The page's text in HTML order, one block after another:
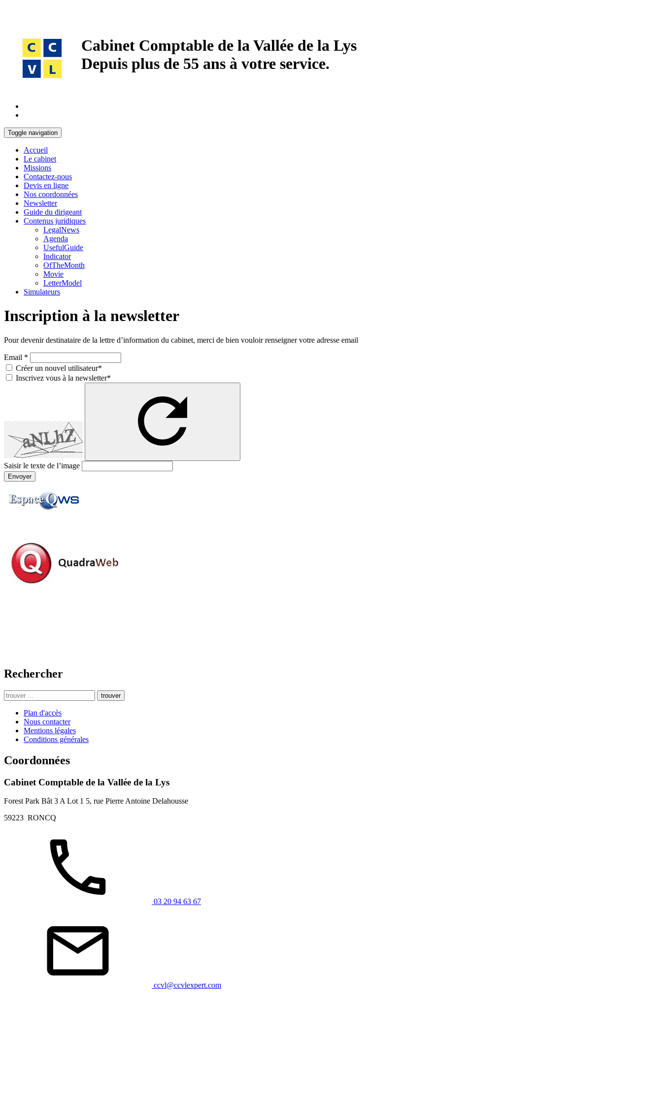
Cabinet Comptable de la Vallée de la Lys
Depuis plus de 55 ans à votre service.
Toggle navigation
Accueil
Le cabinet
Missions
Contactez-nous
Devis en ligne
Nos coordonnées
Newsletter
Guide du dirigeant
Contenus juridiques
LegalNews
Agenda
UsefulGuide
Indicator
OfTheMonth
Movie
LetterModel
Simulateurs
Inscription à la newsletter
Pour devenir destinataire de la lettre d’information du cabinet, merci de bien vouloir renseigner votre adresse email
Email *
Créer un nouvel utilisateur*
Inscrivez vous à la newsletter*
Saisir le texte de l’image
Envoyer
Rechercher
trouver
Plan d'accès
Nous contacter
Mentions légales
Conditions générales
Coordonnées
Cabinet Comptable de la Vallée de la Lys
Forest Park Bât 3 A Lot 1 5, rue Pierre Antoine Delahousse
59223 RONCQ
03 20 94 63 67
ccvl@ccvlexpert.com